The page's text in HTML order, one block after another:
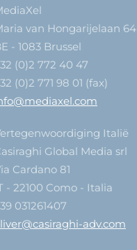
van Hongarijelaan 64
- 1083 Brussel
(0)2 772 40 47
(0)2 771 98 01 (fax)
Italië
Global Media srl
Cardano 81
- 22100 Como - Italia
031261407
adv.com